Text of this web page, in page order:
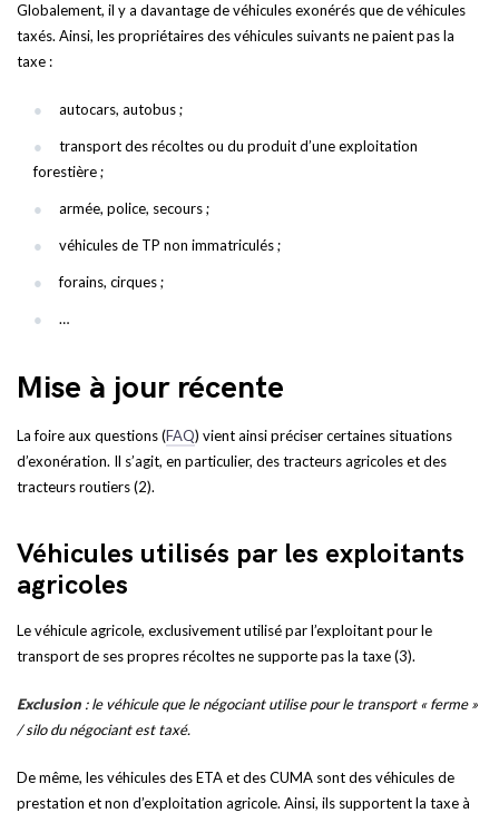
Globalement, il y a davantage de véhicules exonérés que de véhicules
taxés. Ainsi, les propriétaires des véhicules suivants ne paient pas la
taxe :
autocars, autobus ;
transport des récoltes ou du produit d’une exploitation
forestière ;
armée, police, secours ;
véhicules de TP non immatriculés ;
forains, cirques ;
…
Mise à jour récente
La foire aux questions (FAQ) vient ainsi préciser certaines situations
d’exonération. Il s’agit, en particulier, des tracteurs agricoles et des
tracteurs routiers (2).
Véhicules utilisés par les exploitants
agricoles
Le véhicule agricole, exclusivement utilisé par l’exploitant pour le
transport de ses propres récoltes ne supporte pas la taxe (3).
Exclusion : le véhicule que le négociant utilise pour le transport « ferme »
/ silo du négociant est taxé.
De même, les véhicules des ETA et des CUMA sont des véhicules de
prestation et non d’exploitation agricole. Ainsi, ils supportent la taxe à